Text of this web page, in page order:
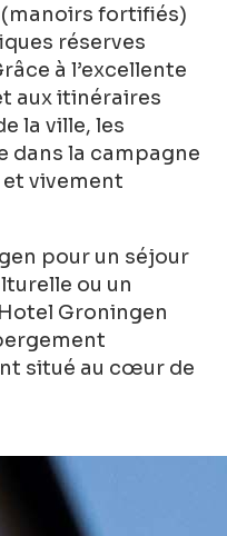
fortifiés)
réserves
à l’excellente
aux itinéraires
la ville, les
dans la campagne
vivement
pour un séjour
ou un
Groningen
situé au cœur de